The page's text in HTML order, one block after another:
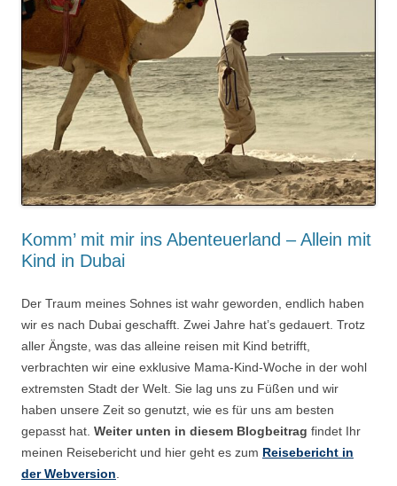
Komm’ mit mir ins Abenteuerland – Allein mit
Kind in Dubai
Der Traum meines Sohnes ist wahr geworden, endlich haben
wir es nach Dubai geschafft. Zwei Jahre hat’s gedauert. Trotz
aller Ängste, was das alleine reisen mit Kind betrifft,
verbrachten wir eine exklusive Mama-Kind-Woche in der wohl
extremsten Stadt der Welt. Sie lag uns zu Füßen und wir
haben unsere Zeit so genutzt, wie es für uns am besten
gepasst hat. Weiter unten in diesem Blogbeitrag findet Ihr
meinen Reisebericht und hier geht es zum Reisebericht in
der Webversion